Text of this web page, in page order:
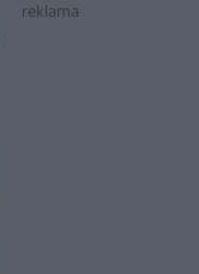
reklama